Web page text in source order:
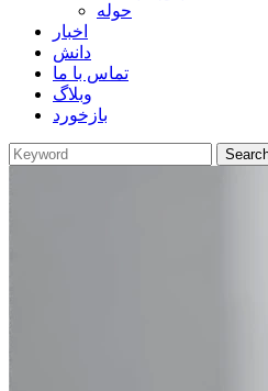
حوله
اخبار
دانش
تماس با ما
وبلاگ
بازخورد